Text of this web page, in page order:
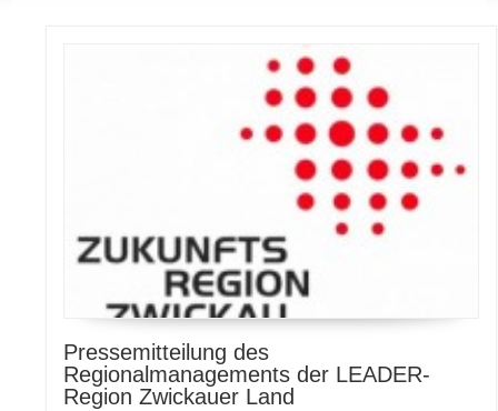
Pressemitteilung des
Regionalmanagements der LEADER-
Region Zwickauer Land